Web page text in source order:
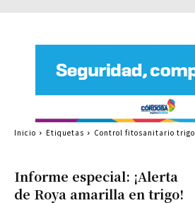
Informe especial: ¡Alerta
de Roya amarilla en trigo!
Inicio Etiquetas Control fitosanitario trigo